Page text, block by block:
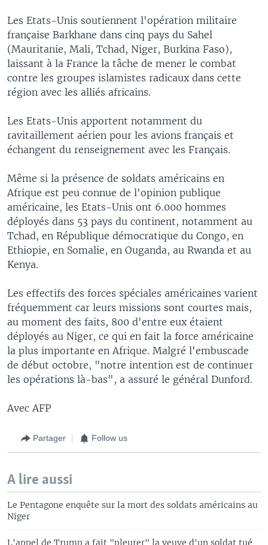
Les Etats-Unis soutiennent l'opération militaire
française Barkhane dans cinq pays du Sahel
(Mauritanie, Mali, Tchad, Niger, Burkina Faso),
laissant à la France la tâche de mener le combat
contre les groupes islamistes radicaux dans cette
région avec les alliés africains.
Les Etats-Unis apportent notamment du
ravitaillement aérien pour les avions français et
échangent du renseignement avec les Français.
Même si la présence de soldats américains en
Afrique est peu connue de l'opinion publique
américaine, les Etats-Unis ont 6.000 hommes
déployés dans 53 pays du continent, notamment au
Tchad, en République démocratique du Congo, en
Ethiopie, en Somalie, en Ouganda, au Rwanda et au
Kenya.
Les effectifs des forces spéciales américaines varient
fréquemment car leurs missions sont courtes mais,
au moment des faits, 800 d'entre eux étaient
déployés au Niger, ce qui en fait la force américaine
la plus importante en Afrique. Malgré l'embuscade
de début octobre, "notre intention est de continuer
les opérations là-bas", a assuré le général Dunford.
Avec AFP
Partager Follow us
A lire aussi
Le Pentagone enquête sur la mort des soldats américains au
Niger
L'appel de Trump a fait "pleurer" la veuve d'un soldat tué